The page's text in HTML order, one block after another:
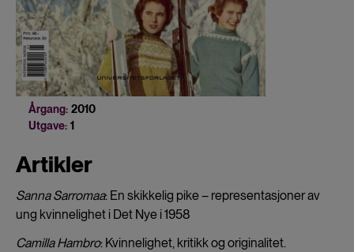
Årgang: 2010
Utgave: 1
Artikler
Sanna Sarromaa: En skikkelig pike – representasjoner av
ung kvinnelighet i Det Nye i 1958
Camilla Hambro: Kvinnelighet, kritikk og originalitet.